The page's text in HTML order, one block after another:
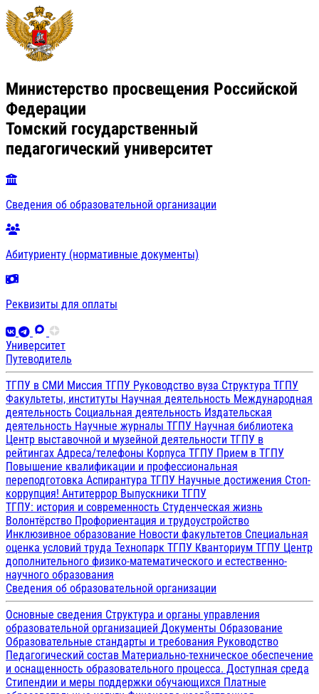
Министерство просвещения Российской
Федерации
Томский государственный
педагогический университет
Сведения об образовательной организации
Абитуриенту (нормативные документы)
Реквизиты для оплаты
Университет
Путеводитель
ТГПУ в СМИ Миссия ТГПУ Руководство вуза Структура ТГПУ
Факультеты, институты Научная деятельность Международная
деятельность Социальная деятельность Издательская
деятельность Научные журналы ТГПУ Научная библиотека
Центр выставочной и музейной деятельности ТГПУ в
рейтингах Адреса/телефоны Корпуса ТГПУ Прием в ТГПУ
Повышение квалификации и профессиональная
переподготовка Аспирантура ТГПУ Научные достижения Стоп-
коррупция! Антитеррор Выпускники ТГПУ
ТГПУ: история и современность Студенческая жизнь
Волонтёрство Профориентация и трудоустройство
Инклюзивное образование Новости факультетов Специальная
оценка условий труда Технопарк ТГПУ Кванториум ТГПУ Центр
дополнительного физико-математического и естественно-
научного образования
Сведения об образовательной организации
Основные сведения Структура и органы управления
образовательной организацией Документы Образование
Образовательные стандарты и требования Руководство
Педагогический состав Материально-техническое обеспечение
и оснащенность образовательного процесса. Доступная среда
Стипендии и меры поддержки обучающихся Платные